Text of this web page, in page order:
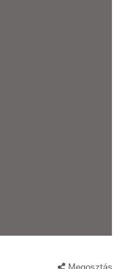
Megosztás